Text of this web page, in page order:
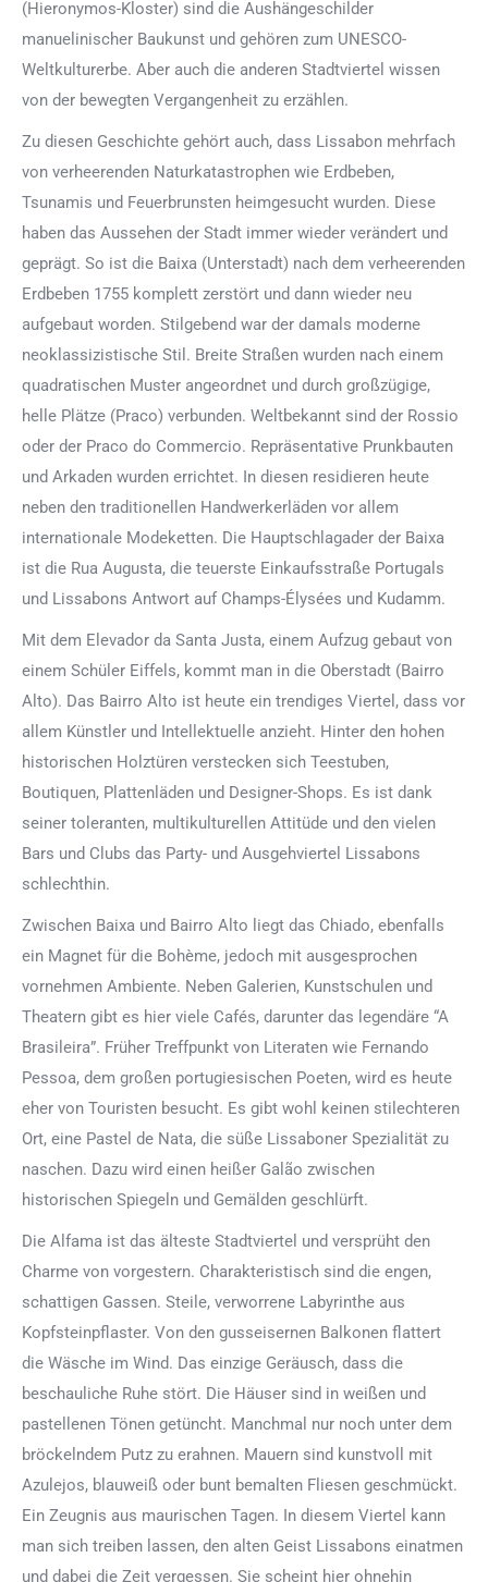
(Hieronymos-Kloster) sind die Aushängeschilder
manuelinischer Baukunst und gehören zum UNESCO-
Weltkulturerbe. Aber auch die anderen Stadtviertel wissen
von der bewegten Vergangenheit zu erzählen.
Zu diesen Geschichte gehört auch, dass Lissabon mehrfach
von verheerenden Naturkatastrophen wie Erdbeben,
Tsunamis und Feuerbrunsten heimgesucht wurden. Diese
haben das Aussehen der Stadt immer wieder verändert und
geprägt. So ist die Baixa (Unterstadt) nach dem verheerenden
Erdbeben 1755 komplett zerstört und dann wieder neu
aufgebaut worden. Stilgebend war der damals moderne
neoklassizistische Stil. Breite Straßen wurden nach einem
quadratischen Muster angeordnet und durch großzügige,
helle Plätze (Praco) verbunden. Weltbekannt sind der Rossio
oder der Praco do Commercio. Repräsentative Prunkbauten
und Arkaden wurden errichtet. In diesen residieren heute
neben den traditionellen Handwerkerläden vor allem
internationale Modeketten. Die Hauptschlagader der Baixa
ist die Rua Augusta, die teuerste Einkaufsstraße Portugals
und Lissabons Antwort auf Champs-Élysées und Kudamm.
Mit dem Elevador da Santa Justa, einem Aufzug gebaut von
einem Schüler Eiffels, kommt man in die Oberstadt (Bairro
Alto). Das Bairro Alto ist heute ein trendiges Viertel, dass vor
allem Künstler und Intellektuelle anzieht. Hinter den hohen
historischen Holztüren verstecken sich Teestuben,
Boutiquen, Plattenläden und Designer-Shops. Es ist dank
seiner toleranten, multikulturellen Attitüde und den vielen
Bars und Clubs das Party- und Ausgehviertel Lissabons
schlechthin.
Zwischen Baixa und Bairro Alto liegt das Chiado, ebenfalls
ein Magnet für die Bohème, jedoch mit ausgesprochen
vornehmen Ambiente. Neben Galerien, Kunstschulen und
Theatern gibt es hier viele Cafés, darunter das legendäre “A
Brasileira”. Früher Treffpunkt von Literaten wie Fernando
Pessoa, dem großen portugiesischen Poeten, wird es heute
eher von Touristen besucht. Es gibt wohl keinen stilechteren
Ort, eine Pastel de Nata, die süße Lissaboner Spezialität zu
naschen. Dazu wird einen heißer Galão zwischen
historischen Spiegeln und Gemälden geschlürft.
Die Alfama ist das älteste Stadtviertel und versprüht den
Charme von vorgestern. Charakteristisch sind die engen,
schattigen Gassen. Steile, verworrene Labyrinthe aus
Kopfsteinpflaster. Von den gusseisernen Balkonen flattert
die Wäsche im Wind. Das einzige Geräusch, dass die
beschauliche Ruhe stört. Die Häuser sind in weißen und
pastellenen Tönen getüncht. Manchmal nur noch unter dem
bröckelndem Putz zu erahnen. Mauern sind kunstvoll mit
Azulejos, blauweiß oder bunt bemalten Fliesen geschmückt.
Ein Zeugnis aus maurischen Tagen. In diesem Viertel kann
man sich treiben lassen, den alten Geist Lissabons einatmen
und dabei die Zeit vergessen. Sie scheint hier ohnehin